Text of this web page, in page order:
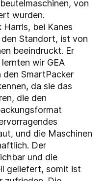
von
wurden.
bei Kanes
Standort, ist von
beeindruckt. Er
lernten wir GEA
den SmartPacker
da sie das
die den
und die Maschinen
Der
und die
geliefert, somit ist